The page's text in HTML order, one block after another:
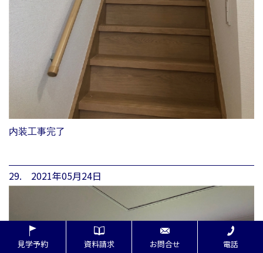
内装工事完了
29. 2021年05月24日
見学予約 資料請求 お問合せ 電話